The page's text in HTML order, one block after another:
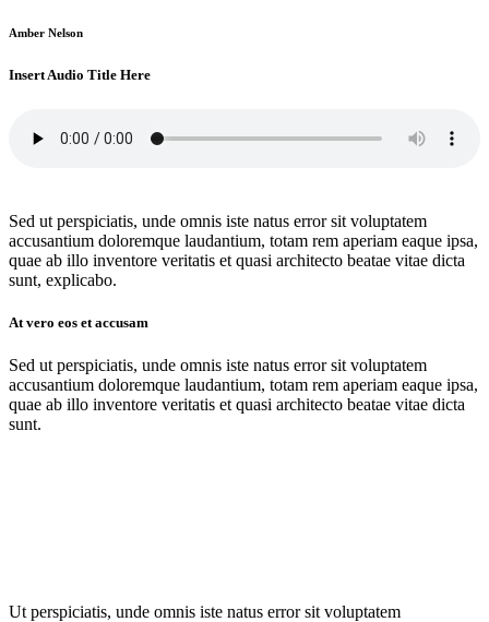
Amber Nelson
Insert Audio Title Here
Sed ut perspiciatis, unde omnis iste natus error sit voluptatem
accusantium doloremque laudantium, totam rem aperiam eaque ipsa,
quae ab illo inventore veritatis et quasi architecto beatae vitae dicta
sunt, explicabo.
At vero eos et accusam
Sed ut perspiciatis, unde omnis iste natus error sit voluptatem
accusantium doloremque laudantium, totam rem aperiam eaque ipsa,
quae ab illo inventore veritatis et quasi architecto beatae vitae dicta
sunt.
Ut perspiciatis, unde omnis iste natus error sit voluptatem